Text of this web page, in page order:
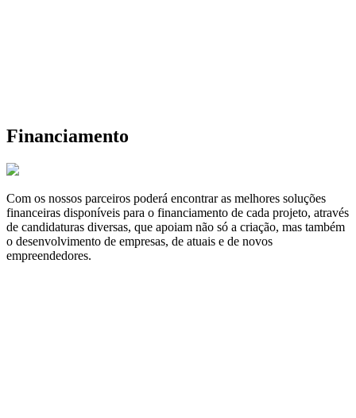
Financiamento
Com os nossos parceiros poderá encontrar as melhores soluções
financeiras disponíveis para o financiamento de cada projeto, através
de candidaturas diversas, que apoiam não só a criação, mas também
o desenvolvimento de empresas, de atuais e de novos
empreendedores.